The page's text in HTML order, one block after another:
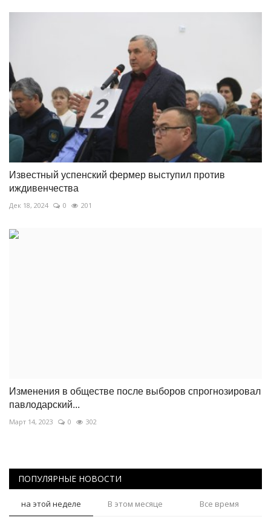
Известный успенский фермер выступил против
иждивенчества
Дек 18, 2024 0 201
Изменения в обществе после выборов спрогнозировал
павлодарский...
Март 14, 2023 0 302
ПОПУЛЯРНЫЕ НОВОСТИ
на этой неделе В этом месяце Все время